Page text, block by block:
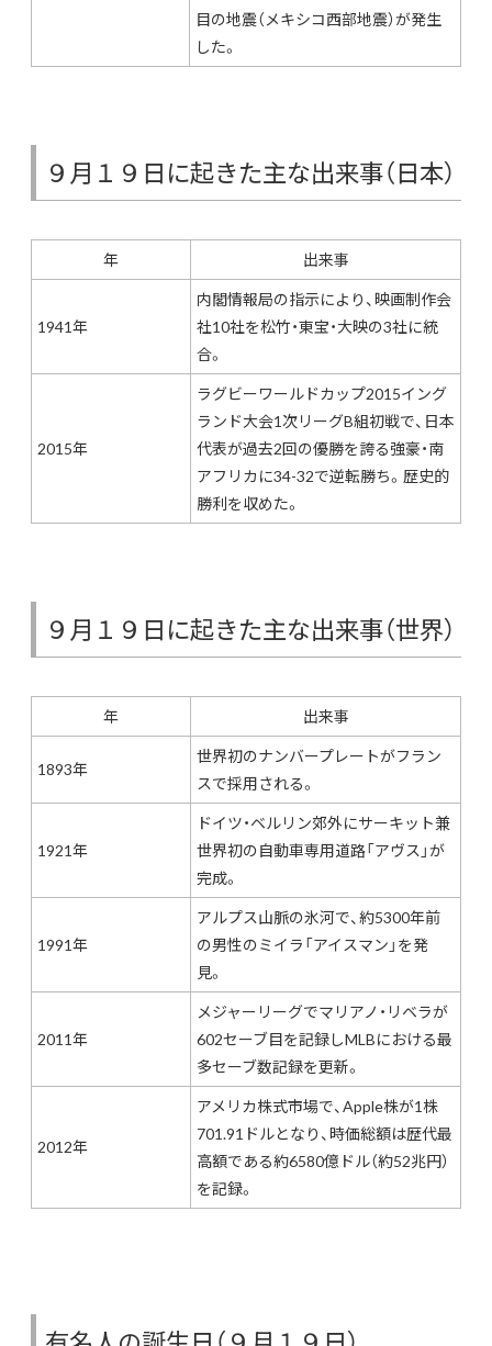
目の地震（メキシコ西部地震）が発生
した。
９月１９日に起きた主な出来事（日本）
年 出来事
1941年
内閣情報局の指示により、映画制作会
社10社を松竹・東宝・大映の3社に統
合。
2015年
ラグビーワールドカップ2015イング
ランド大会1次リーグB組初戦で、日本
代表が過去2回の優勝を誇る強豪・南
アフリカに34-32で逆転勝ち。歴史的
勝利を収めた。
９月１９日に起きた主な出来事（世界）
年 出来事
1893年
世界初のナンバープレートがフラン
スで採用される。
1921年
ドイツ・ベルリン郊外にサーキット兼
世界初の自動車専用道路「アヴス」が
完成。
1991年
アルプス山脈の氷河で、約5300年前
の男性のミイラ「アイスマン」を発
見。
2011年
メジャーリーグでマリアノ・リベラが
602セーブ目を記録しMLBにおける最
多セーブ数記録を更新。
2012年
アメリカ株式市場で、Apple株が1株
701.91ドルとなり、時価総額は歴代最
高額である約6580億ドル（約52兆円）
を記録。